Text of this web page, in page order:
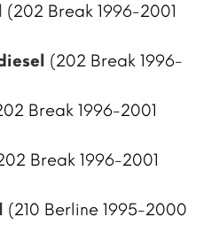
(202 Break 1996-2001
(202 Break 1996-
Break 1996-2001
Break 1996-2001
(210 Berline 1995-2000